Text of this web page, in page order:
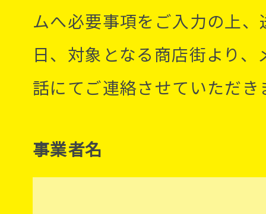
ムへ必要事項をご入力の上
日、対象となる商店街より
話にてご連絡させていただき
事業者名